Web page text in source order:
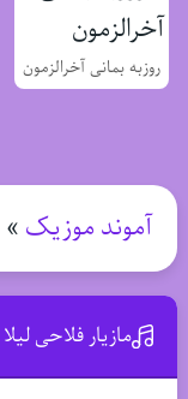
روزبه بمانی آخرالزمون
آموند موزیک »
مازیار فلاحی لیلا